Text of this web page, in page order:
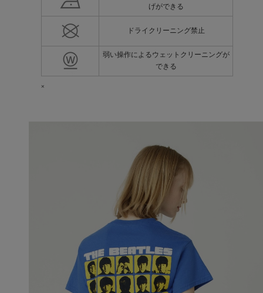
げができる
ドライクリーニング禁止
弱い操作によるウェットクリーニングが
できる
×